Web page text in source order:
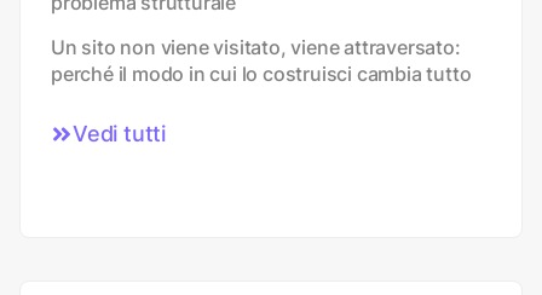
Un sito non viene visitato, viene attraversato:
perché il modo in cui lo costruisci cambia tutto
Vedi tutti